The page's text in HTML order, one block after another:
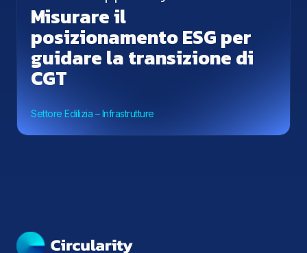
Misurare il
posizionamento ESG per
guidare la transizione di
CGT
Settore Edilizia – Infrastrutture